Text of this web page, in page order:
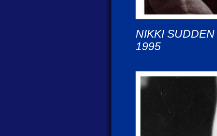
NIKKI
1995